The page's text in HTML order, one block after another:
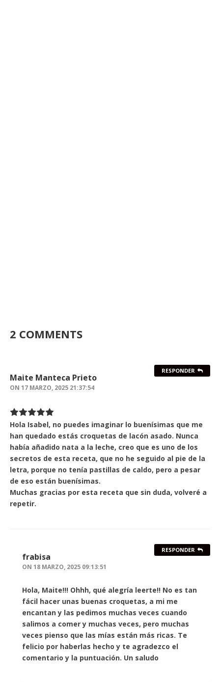
2 COMMENTS
Maite Manteca Prieto
ON 17 MARZO, 2025 21:37:54
Hola Isabel, no puedes imaginar lo buenísimas que me
han quedado estás croquetas de lacón asado. Nunca
había añadido nata a la leche, creo que es uno de los
secretos de esta receta, que no he seguido al pie de la
letra, porque no tenía pastillas de caldo, pero a pesar
de eso están buenísimas.
Muchas gracias por esta receta que sin duda, volveré a
repetir.
RESPONDER
frabisa
ON 18 MARZO, 2025 09:13:51
Hola, Maite!!! Ohhh, qué alegría leerte!! No es tan
fácil hacer unas buenas croquetas, a mi me
encantan y las pedimos muchas veces cuando
salimos a comer y muchas veces, pero muchas
veces pienso que las mías están más ricas. Te
felicio por haberlas hecho y te agradezco el
comentario y la puntuación. Un saludo
RESPONDER